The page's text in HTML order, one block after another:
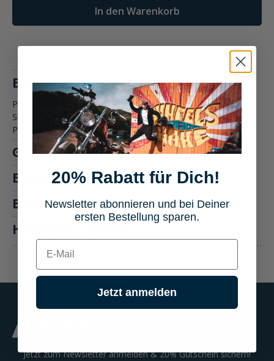
In den Warenkorb
Beschreibung
Produktbeschreibung: Shoei GT-Air 3 Motorradhelm Der
Shoei GT-Air 3 Motorradhelm bietet aerodynamische
Perfektion und Komfo…Mehr
Größentabelle
Eigenschaften
Bewertungen
2
Hersteller "Shoei"
Jetzt zum Newsletter anmelden & 20% Gutschein sichern!
20% Rabatt für Dich!
Newsletter abonnieren und bei Deiner
ersten Bestellung sparen.
E-mail
Jetzt anmelden